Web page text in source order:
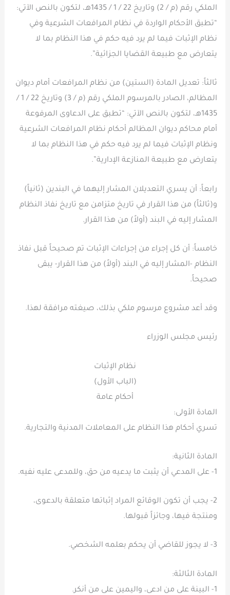
الملكي رقم (م / 2) وتاريخ 22 / 1 / 1435هـ، لتكون بالنص الآتي:
“تطبق الأحكام الواردة في نظام المرافعات الشرعية وفي
نظام الإثبات فيما لم يرد فيه حكم في هذا النظام بما لا
يتعارض مع طبيعة القضايا الجزائية”.
ثالثاً: تعديل المادة (الستين) من نظام المرافعات أمام ديوان
المظالم، الصادر بالمرسوم الملكي رقم (م / 3) وتاريخ 22 / 1 /
1435هـ، لتكون بالنص الآتي: “تطبق على الدعاوى المرفوعة
أمام محاكم ديوان المظالم أحكام نظام المرافعات الشرعية
ونظام الإثبات فيما لم يرد فيه حكم في هذا النظام بما لا
يتعارض مع طبيعة المنازعة الإدارية”.
رابعاً: أن يسري التعديلان المشار إليهما في البندين (ثانياً)
و(ثالثاً) من هذا القرار في تاريخ متزامن مع تاريخ نفاذ النظام
المشار إليه في البند (أولاً) من هذا القرار.
خامساً: أن كل إجراء من إجراءات الإثبات تم صحيحاً قبل نفاذ
النظام -المشار إليه في البند (أولاً) من هذا القرار- يبقى
صحيحاً.
وقد أعد مشروع مرسوم ملكي بذلك، صيغته مرافقة لهذا.
رئيس مجلس الوزراء
نظام الإثبات
(الباب الأول)
أحكام عامة
المادة الأولى:
تسري أحكام هذا النظام على المعاملات المدنية والتجارية.
المادة الثانية:
1- على المدعي أن يثبت ما يدعيه من حق، وللمدعى عليه نفيه.
2- يجب أن تكون الوقائع المراد إثباتها متعلقة بالدعوى،
ومنتجة فيها، وجائزاً قبولها.
3- لا يجوز للقاضي أن يحكم بعلمه الشخصي.
المادة الثالثة:
1- البينة على من ادعى، واليمين على من أنكر.